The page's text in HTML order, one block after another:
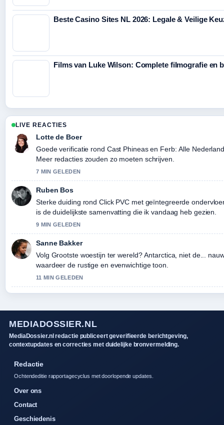
Beste Casino Sites NL 2026: Legale & Veilige
Films van Luke Wilson: Complete filmografie en
LIVE REACTIES
Lotte de Boer
Goede verificatie rond Cast Phineas en Ferb: Alle
Meer redacties zouden zo moeten schrijven.
7 MIN GELEDEN
Ruben Bos
Sterke duiding rond Click PVC met geïntegreerde
is de duidelijkste samenvatting die ik vandaag heb gezien.
9 MIN GELEDEN
Sanne Bakker
Volg Grootste woestijn ter wereld? Antarctica, niet de...
waardeer de rustige en evenwichtige toon.
11 MIN GELEDEN
MEDIADOSSIER.NL
MediaDossier.nl redactie publiceert geverifieerde berichtgeving,
contextupdates en correcties met duidelijke bronvermelding.
Redactie
Ochtendeditie rapportagecyclus met doorlopende updates.
Over ons
Contact
Geschiedenis